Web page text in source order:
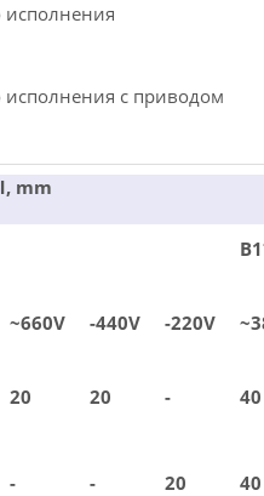
исполнения
с приводом
mm
~660V -440V -220V
20 20 - 40
- - 20 40